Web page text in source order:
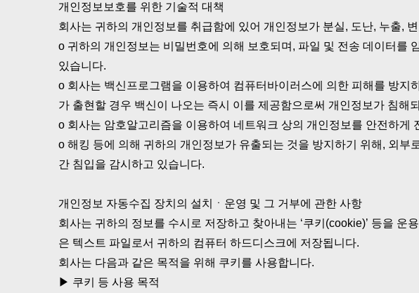
개인정보보호를 위한 기술적 대책
회사는 귀하의 개인정보를 취급함에 있어 개인정보가 분실, 도난, 누출,
ο 귀하의 개인정보는 비밀번호에 의해 보호되며, 파일 및 전송 데이터를
있습니다.
ο 회사는 백신프로그램을 이용하여 컴퓨터바이러스에 의한 피해를 방
가 출현할 경우 백신이 나오는 즉시 이를 제공함으로써 개인정보가 침해
ο 회사는 암호알고리즘을 이용하여 네트워크 상의 개인정보를 안전하
ο 해킹 등에 의해 귀하의 개인정보가 유출되는 것을 방지하기 위해, 외
간 침입을 감시하고 있습니다.
개인정보 자동수집 장치의 설치ㆍ운영 및 그 거부에 관한 사항
회사는 귀하의 정보를 수시로 저장하고 찾아내는 ‘쿠키(cookie)’ 등을
은 텍스트 파일로서 귀하의 컴퓨터 하드디스크에 저장됩니다.
회사는 다음과 같은 목적을 위해 쿠키를 사용합니다.
▶ 쿠키 등 사용 목적